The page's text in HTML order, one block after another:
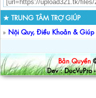
★ TRUNG TÂM TRỢ GIÚP
» Nội Quy, Điều Khoản &
Bản Quyền
Dev : DucVuPro